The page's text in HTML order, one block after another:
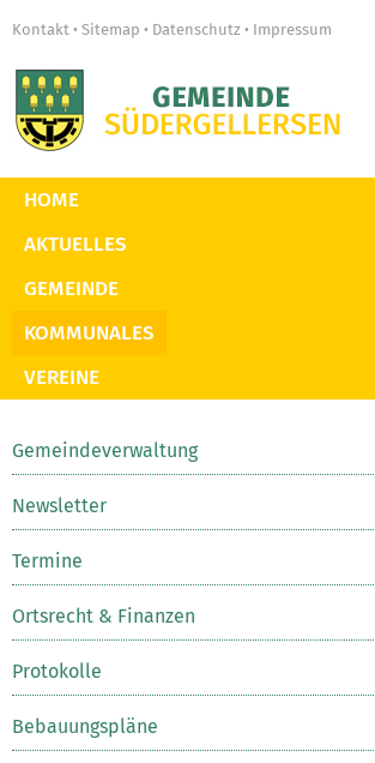
Kontakt • Sitemap • Datenschutz • Impressum
HOME
AKTUELLES
GEMEINDE
KOMMUNALES
VEREINE
Gemeindeverwaltung
Newsletter
Termine
Ortsrecht & Finanzen
Protokolle
Bebauungspläne